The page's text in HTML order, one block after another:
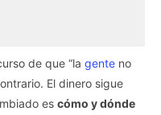
de que “la gente no
El dinero sigue
es cómo y dónde